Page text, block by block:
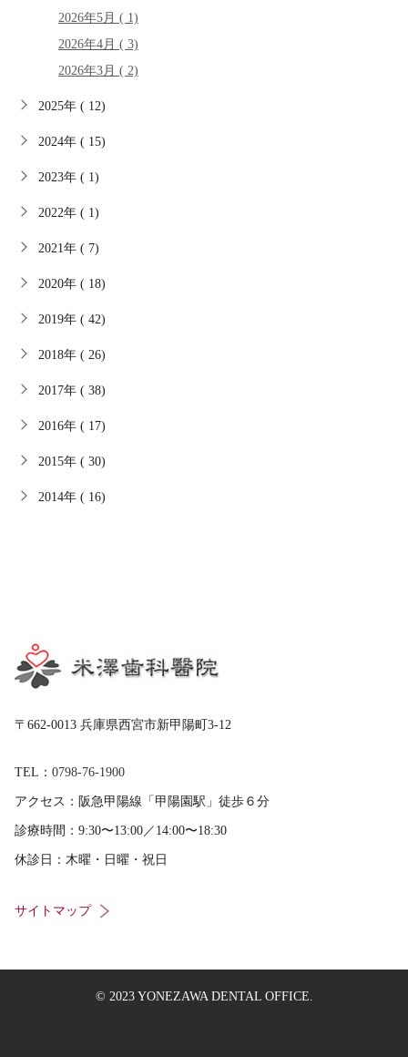
2026年5月 ( 1)
2026年4月 ( 3)
2026年3月 ( 2)
2025年 ( 12)
2024年 ( 15)
2023年 ( 1)
2022年 ( 1)
2021年 ( 7)
2020年 ( 18)
2019年 ( 42)
2018年 ( 26)
2017年 ( 38)
2016年 ( 17)
2015年 ( 30)
2014年 ( 16)
〒662-0013 兵庫県西宮市新甲陽町3-12
TEL： 0798-76-1900
アクセス： 阪急甲陽線「甲陽園駅」徒歩６分
診療時間： 9:30〜13:00／14:00〜18:30
休診日： 木曜・日曜・祝日
サイトマップ
© 2023 YONEZAWA DENTAL OFFICE.